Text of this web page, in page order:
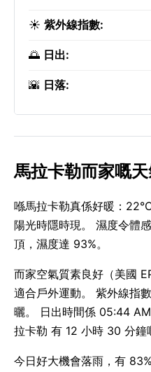
☀️ 紫外線指數:
🌅 日出:
🌇 日落:
馬拉卡勒而家嘅天
喺馬拉卡勒真係好暖：
陽光時隱時現。 濕度令體
頂，濕度達 93%。
而家空氣質素良好（美國
適合戶外運動。 紫外線指
曬。 日出時間係 05:44
拉卡勒 有 12 小時 30 分鐘
今日好大機會落雨，有